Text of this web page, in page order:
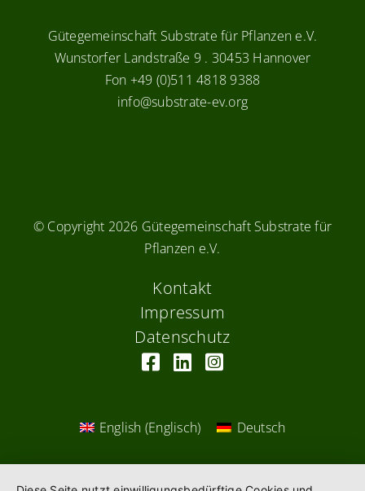
Gütegemeinschaft Substrate für Pflanzen e.V.
Wunstorfer Landstraße 9 . 30453 Hannover
Fon +49 (0)511 4818 9388
info@substrate-ev.org
© Copyright 2026 Gütegemeinschaft Substrate für
Pflanzen e.V.
Kontakt
Impressum
Datenschutz
English (Englisch) Deutsch